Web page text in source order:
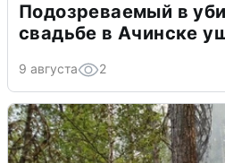
Подозреваемый в
свадьбе в Ачинске
9 августа 2